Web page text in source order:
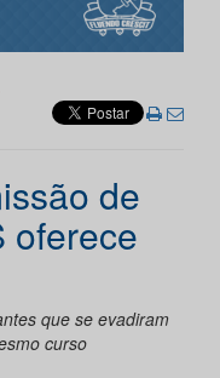
de
oferece
que se evadiram
curso